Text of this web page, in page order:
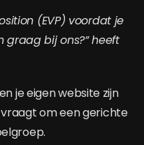
(EVP) voordat je
bij ons?” heeft
je eigen website zijn
om een gerichte